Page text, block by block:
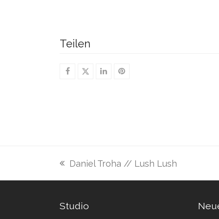
Teilen
vorheriger
Daniel Troha // Lush Lush
Studio